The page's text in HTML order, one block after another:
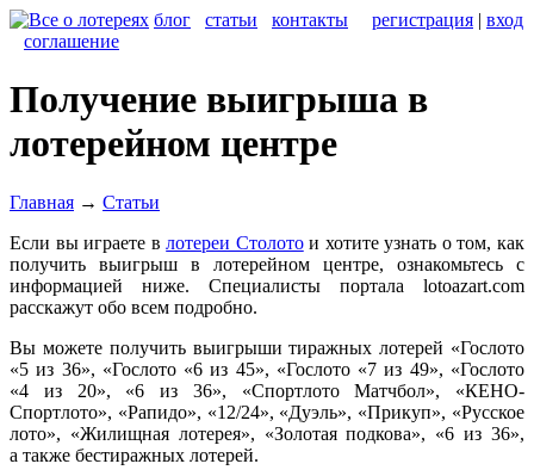
блог статьи контакты регистрация | вход
соглашение
Получение выигрыша в
лотерейном центре
Главная → Статьи
Если вы играете влотереи Столотои хотите узнать о том, как
получить выигрыш в лотерейном центре, ознакомьтесь с
информацией ниже. Специалисты портала lotoazart.com
расскажут обо всем подробно.
Вы можете получить выигрыши тиражных лотерей «Гослото
«5 из 36», «Гослото «6 из 45», «Гослото «7 из 49», «Гослото
«4 из 20», «6 из 36», «Спортлото Матчбол», «КЕНО-
Спортлото», «Рапидо», «12/24», «Дуэль», «Прикуп», «Русское
лото», «Жилищная лотерея», «Золотая подкова», «6 из 36»,
а также бестиражных лотерей.